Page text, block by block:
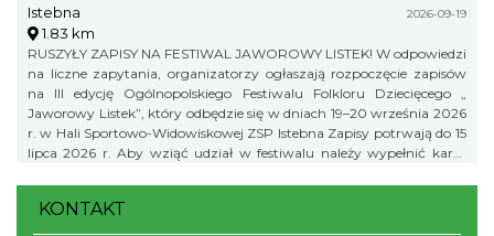
Istebna 2026-09-19
1.83 km
RUSZYŁY ZAPISY NA FESTIWAL JAWOROWY LISTEK! W odpowiedzi
na liczne zapytania, organizatorzy ogłaszają rozpoczęcie zapisów
na III edycję Ogólnopolskiego Festiwalu Folkloru Dziecięcego „
Jaworowy Listek”, który odbędzie się w dniach 19–20 września 2026
r. w Hali Sportowo-Widowiskowej ZSP Istebna Zapisy potrwają do 15
lipca 2026 r. Aby wziąć udział w festiwalu należy wypełnić kartę
KONTAKT